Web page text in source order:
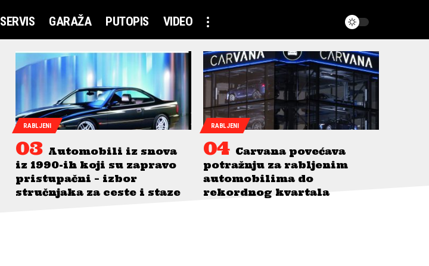
SERVIS GARAŽA PUTOPIS VIDEO
RABLJENI
Automobili iz snova
iz 1990-ih koji su zapravo
pristupačni – izbor
stručnjaka za ceste i staze
RABLJENI
Carvana povećava
potražnju za rabljenim
automobilima do
rekordnog kvartala